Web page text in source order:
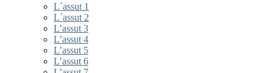
L´assut 1
L´assut 2
L’assut 3
L’assut 4
L’assut 5
L’assut 6